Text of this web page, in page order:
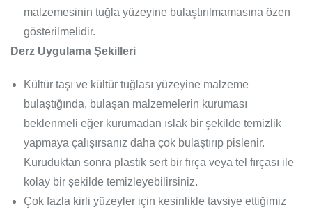
malzemesinin tuğla yüzeyine bulaştırılmamasına özen
gösterilmelidir.
Derz Uygulama Şekilleri
Kültür taşı ve kültür tuğlası yüzeyine malzeme
bulaştığında, bulaşan malzemelerin kuruması
beklenmeli eğer kurumadan ıslak bir şekilde temizlik
yapmaya çalışırsanız daha çok bulaştırıp pislenir.
Kuruduktan sonra plastik sert bir fırça veya tel fırçası ile
kolay bir şekilde temizleyebilirsiniz.
Çok fazla kirli yüzeyler için kesinlikle tavsiye ettiğimiz